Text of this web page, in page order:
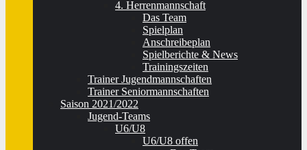
4. Herrenmannschaft
Das Team
Spielplan
Anschreibeplan
Spielberichte & News
Trainingszeiten
Trainer Jugendmannschaften
Trainer Seniormannschaften
Saison 2021/2022
Jugend-Teams
U6/U8
U6/U8 offen